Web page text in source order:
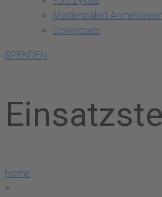
Medienpaket
Downloads
SPENDEN
Home
>